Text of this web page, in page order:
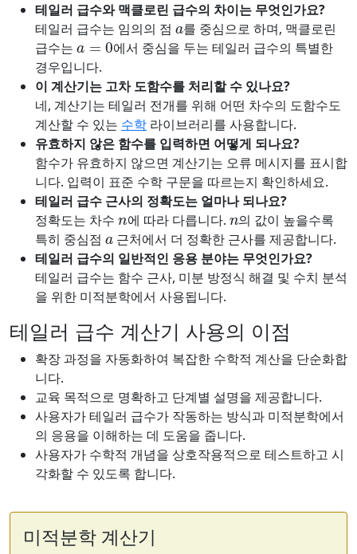
테일러 급수와 맥클로린 급수의 차이는 무엇인가요?
테일러 급수는 임의의 점
a
를 중심으로 하며, 맥클로린
급수는
a=0
에서 중심을 두는 테일러 급수의 특별한
경우입니다.
이 계산기는 고차 도함수를 처리할 수 있나요?
네, 계산기는 테일러 전개를 위해 어떤 차수의 도함수도
계산할 수 있는 수학 라이브러리를 사용합니다.
유효하지 않은 함수를 입력하면 어떻게 되나요?
함수가 유효하지 않으면 계산기는 오류 메시지를 표시합
니다. 입력이 표준 수학 구문을 따르는지 확인하세요.
테일러 급수 근사의 정확도는 얼마나 되나요?
정확도는 차수
n
에 따라 다릅니다.
n
의 값이 높을수록
특히 중심점
a
근처에서 더 정확한 근사를 제공합니다.
테일러 급수의 일반적인 응용 분야는 무엇인가요?
테일러 급수는 함수 근사, 미분 방정식 해결 및 수치 분석
을 위한 미적분학에서 사용됩니다.
테일러 급수 계산기 사용의 이점
확장 과정을 자동화하여 복잡한 수학적 계산을 단순화합
니다.
교육 목적으로 명확하고 단계별 설명을 제공합니다.
사용자가 테일러 급수가 작동하는 방식과 미적분학에서
의 응용을 이해하는 데 도움을 줍니다.
사용자가 수학적 개념을 상호작용적으로 테스트하고 시
각화할 수 있도록 합니다.
미적분학 계산기